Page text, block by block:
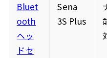
Bluet
ooth
ヘッ
ドセ
Sena
3S Plus